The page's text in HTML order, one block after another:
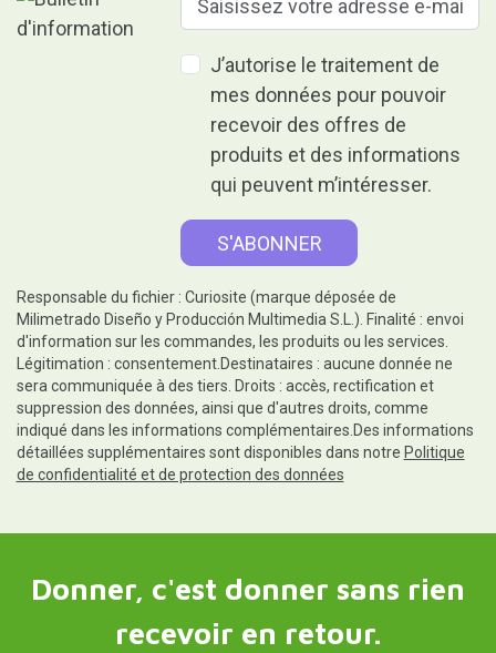
J’autorise le traitement de
mes données pour pouvoir
recevoir des offres de
produits et des informations
qui peuvent m’intéresser.
Responsable du fichier : Curiosite (marque déposée de
Milimetrado Diseño y Producción Multimedia S.L.). Finalité : envoi
d'information sur les commandes, les produits ou les services.
Légitimation : consentement.Destinataires : aucune donnée ne
sera communiquée à des tiers. Droits : accès, rectification et
suppression des données, ainsi que d'autres droits, comme
indiqué dans les informations complémentaires.Des informations
détaillées supplémentaires sont disponibles dans notre Politique
de confidentialité et de protection des données
Donner, c'est donner sans rien
recevoir en retour.